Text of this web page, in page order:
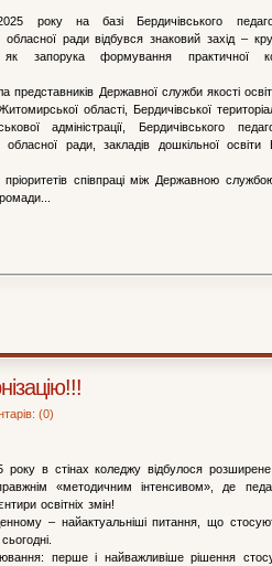
року на базі Бердичівського
ради відбувся знаковий захід –
як запорука формування практичної
представників Державної служби якості
області, Бердичівської
адміністрації, Бердичівського
ради, закладів дошкільної освіти
співпраці між Державною
(0)
року в стінах коледжу відбулося розширене
«методичним інтенсивом», де
освітніх змін!
– найактуальніші питання, що
перше і найважливіше рішення